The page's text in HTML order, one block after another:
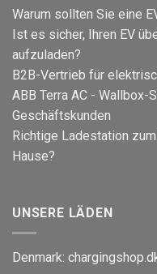
Warum sollten Sie eine
Ist es sicher, Ihren EV
aufzuladen?
B2B-Vertrieb für
ABB Terra AC - Wallbox-
Geschäftskunden
Richtige Ladestation
Hause?
UNSERE LÄDEN
Denmark: